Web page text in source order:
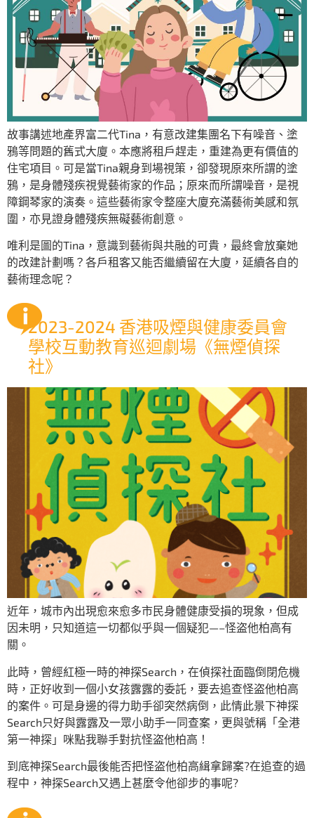
故事講述地產界富二代Tina，有意改建集團名下有噪音、塗
鴉等問題的舊式大廈。本應將租戶趕走，重建為更有價值的
住宅項目。可是當Tina親身到場視策，卻發現原來所謂的塗
鴉，是身體殘疾視覺藝術家的作品；原來而所謂噪音，是視
障鋼琴家的演奏。這些藝術家令整座大廈充滿藝術美感和氛
圍，亦見證身體殘疾無礙藝術創意。
唯利是圖的Tina，意識到藝術與共融的可貴，最終會放棄她
的改建計劃嗎？各戶租客又能否繼續留在大廈，延續各自的
藝術理念呢？
2023-2024 香港吸煙與健康委員會
學校互動教育巡迴劇場《無煙偵探
社》
近年，城市內出現愈來愈多市民身體健康受損的現象，但成
因未明，只知道這一切都似乎與一個疑犯—–怪盗他柏高有
關。
此時，曾經紅極一時的神探Search，在偵探社面臨倒閉危機
時，正好收到一個小女孩露露的委託，要去追查怪盗他柏高
的案件。可是身邊的得力助手卻突然病倒，此情此景下神探
Search只好與露露及一眾小助手一同查案，更與號稱「全港
第一神探」咪點我聯手對抗怪盗他柏高！
到底神探Search最後能否把怪盗他柏高緝拿歸案?在追查的過
程中，神探Search又遇上甚麼令他卻步的事呢?